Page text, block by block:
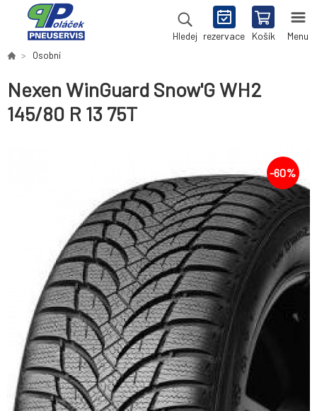
Hledej rezervace Košík Menu
Osobní
Nexen WinGuard Snow'G WH2
145/80 R 13 75T
-60%